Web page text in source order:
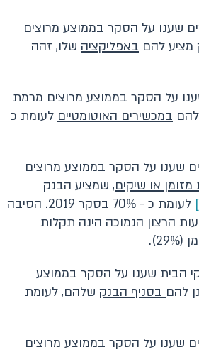
שענו על הסקר בממוצע מרוצים
להם באפליקציה שלו, זהה
שענו על הסקר בממוצע מרוצים מרמת
במכשירים האוטומטיים לעומת כ
או שיקים, שמציע הבנק
לעומת כ - 70% בסקר 2019. הסיבה
הרצון הנמוכה הינה תקלות
משקי הבית שענו על הסקר בממוצע
להם בסניף הבנק שלהם, לעומת
שענו על הסקר בממוצע מרוצים